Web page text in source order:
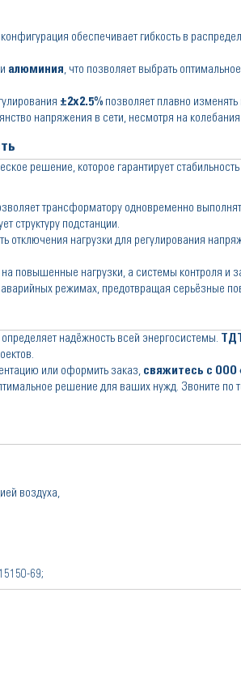
обеспечивает гибкость в
алюминия, что позволяет выбрать
±2x2.5% позволяет плавно
напряжения в сети, несмотря на колебания
решение, которое гарантирует
трансформатору одновременно
структуру подстанции.
отключения нагрузки для регулирования
на повышенные нагрузки, а системы контроля и
режимах, предотвращая серьёзные
надёжность всей энергосистемы.
или оформить заказ, свяжитесь с
решение для ваших нужд. Звоните по
воздуха,
69;